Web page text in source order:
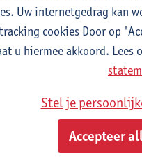
duidelijk verschillen
35-jarige mannen dat ze
Uw internetgedrag kan
cookies Door op
u hiermee akkoord. Lees
Stel je
Accepteer